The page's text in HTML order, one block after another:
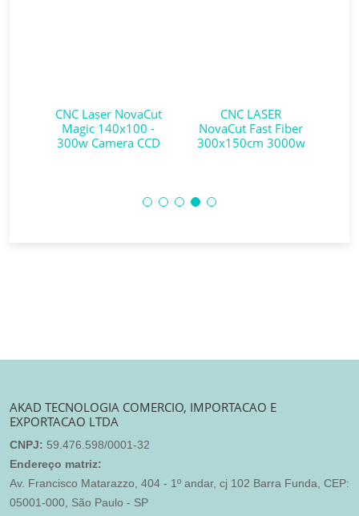
CNC Laser NovaCut
Magic 140x100 -
300w Camera CCD
CNC LASER
NovaCut Fast Fiber
300x150cm 3000w
AKAD TECNOLOGIA COMERCIO, IMPORTACAO E
EXPORTACAO LTDA
CNPJ: 59.476.598/0001-32
Endereço matriz:
Av. Francisco Matarazzo, 404 - 1º andar, cj 102 Barra Funda, CEP:
05001-000, São Paulo - SP